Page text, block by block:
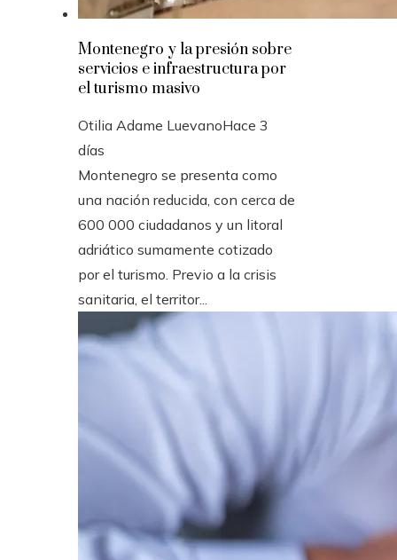
Montenegro y la presión sobre
servicios e infraestructura por
el turismo masivo
Otilia Adame LuevanoHace 3
días
Montenegro se presenta como
una nación reducida, con cerca de
600 000 ciudadanos y un litoral
adriático sumamente cotizado
por el turismo. Previo a la crisis
sanitaria, el territor...